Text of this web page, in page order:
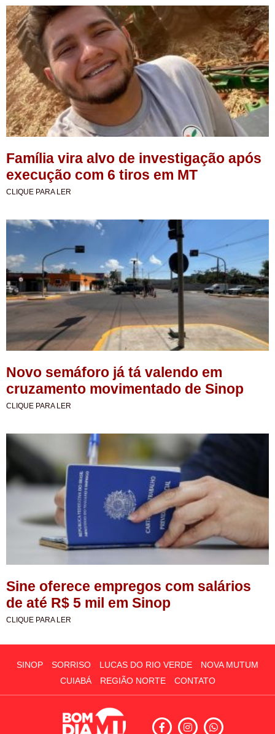
Família vira alvo de investigação após
execução com 6 tiros em MT
CLIQUE PARA LER
Novo semáforo já tá valendo em
cruzamento movimentado de Sinop
CLIQUE PARA LER
Sine oferece empregos com salários
de até R$ 5 mil em Sinop
CLIQUE PARA LER
SINOP SORRISO LUCAS DO RIO VERDE
NOVA MUTUM
CUIABÁ
REGIÃO NORTE CONTATO